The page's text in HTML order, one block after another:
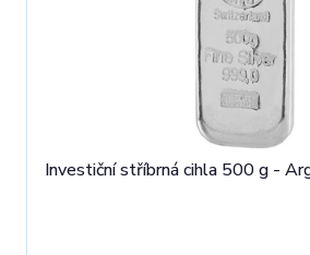
Investiční stříbrná cihla 500 g -